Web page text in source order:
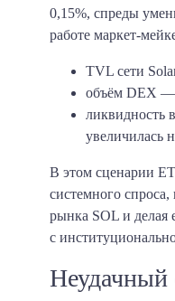
0,15%, спреды
работе маркет-
TVL сети
объём DEX —
ликвидность
увеличилась
В этом сценарии
системного
рынка SOL и делая
с
Неудачный